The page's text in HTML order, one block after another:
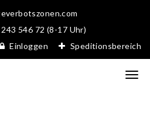
546 72 (8-17 Uhr)
Einloggen
Speditionsbereich